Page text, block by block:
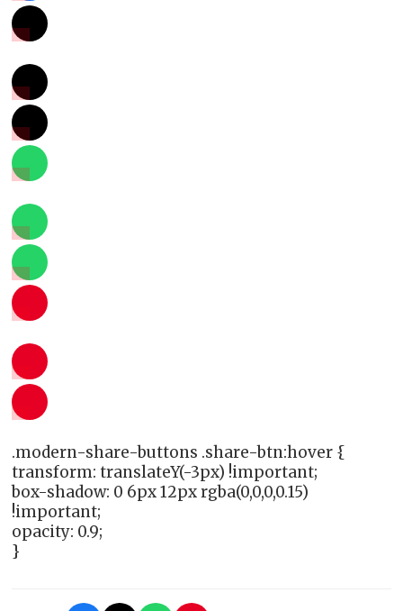
.modern-share-buttons .share-btn:hover {
transform: translateY(-3px) !important;
box-shadow: 0 6px 12px rgba(0,0,0,0.15)
!important;
opacity: 0.9;
}